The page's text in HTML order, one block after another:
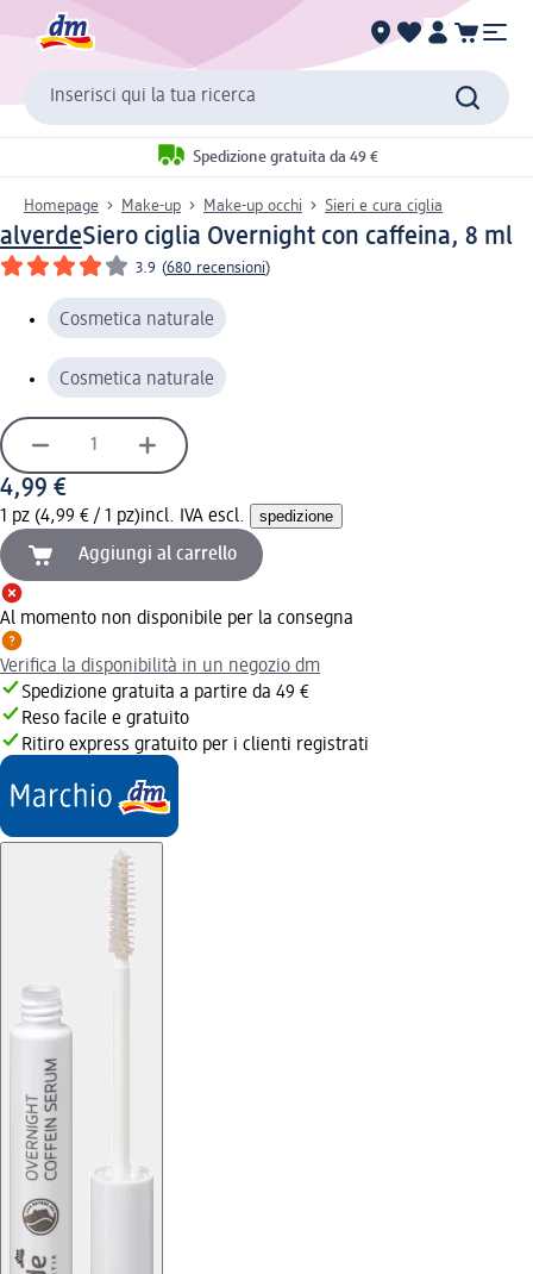
Inserisci qui la tua ricerca
Spedizione gratuita da 49 €
Homepage Make-up Make-up occhi Sieri e cura ciglia
alverdeSiero ciglia Overnight con caffeina, 8 ml
3.9 (680 recensioni)
Cosmetica naturale
Cosmetica naturale
4,99 €
1 pz (4,99 € / 1 pz)incl. IVA escl. spedizione
Aggiungi al carrello
Al momento non disponibile per la consegna
Verifica la disponibilità in un negozio dm
Spedizione gratuita a partire da 49 €
Reso facile e gratuito
Ritiro express gratuito per i clienti registrati